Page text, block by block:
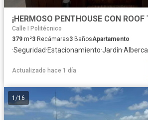
Calle I Politécnico
379 m²3 Recámaras3 BañosApartamento
·Seguridad·Estacionamiento·Jardín·Alberca
Actualizado hace 1 día
1 /16